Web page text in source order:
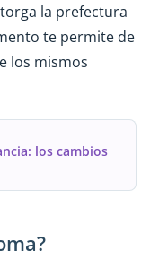
la prefectura
te permite de
los mismos
los cambios